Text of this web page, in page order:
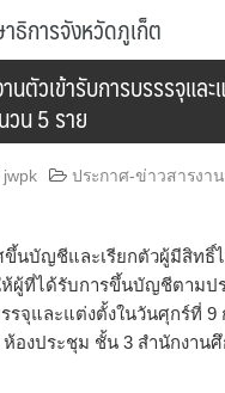
ธิการจังหวัดภูเก็ต
นตัวเข้ารับการบรรรจุแล
น 5 ราย
jwpk ประกาศ-ข่าวสารงา
ขึ้นบัญชีและเรียกตัวผู้มีสิทธิ์
ห้ผู้ที่ได้รับการขึ้นบัญชีตามป
รจุและแต่งตั้งในวันศุกร์ที่ 9
ห้องประชุม ชั้น 3 สำนักงาน